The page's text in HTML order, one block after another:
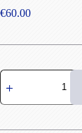
€60.00
10x
Trenbolone